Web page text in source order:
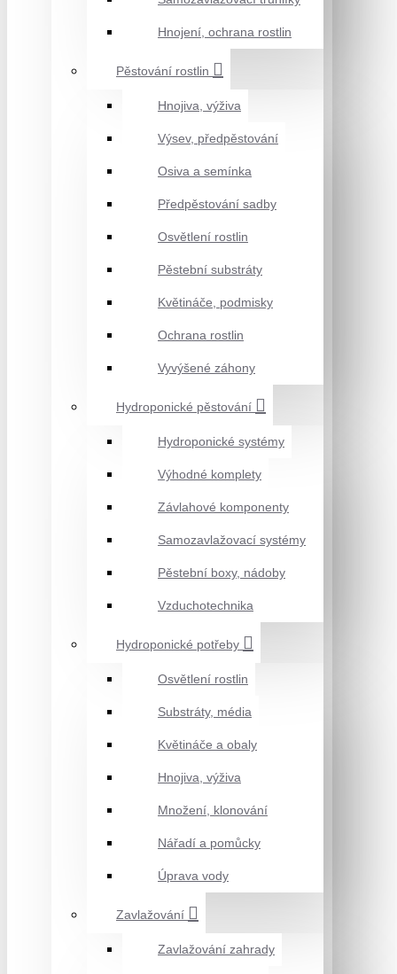
Hnojení, ochrana rostlin
Pěstování rostlin
Hnojiva, výživa
Výsev, předpěstování
Osiva a semínka
Předpěstování sadby
Osvětlení rostlin
Pěstební substráty
Květináče, podmisky
Ochrana rostlin
Vyvýšené záhony
Hydroponické pěstování
Hydroponické systémy
Výhodné komplety
Závlahové komponenty
Samozavlažovací systémy
Pěstební boxy, nádoby
Vzduchotechnika
Hydroponické potřeby
Osvětlení rostlin
Substráty, média
Květináče a obaly
Hnojiva, výživa
Množení, klonování
Nářadí a pomůcky
Úprava vody
Zavlažování
Zavlažování zahrady